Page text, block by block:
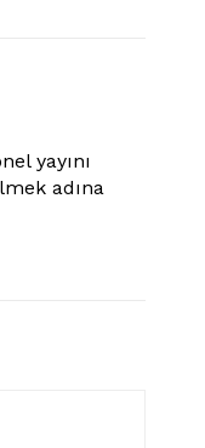
yayını
adına